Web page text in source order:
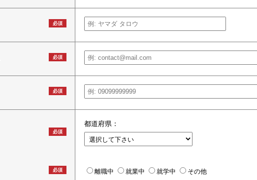
必須
必須
必須
必須
都道府県：
必須 離職中 就業中 就学中 その他